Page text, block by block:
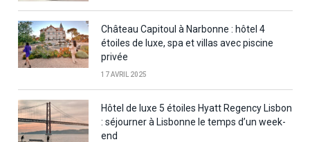
Château Capitoul à Narbonne : hôtel 4
étoiles de luxe, spa et villas avec piscine
privée
17 AVRIL 2025
Hôtel de luxe 5 étoiles Hyatt Regency Lisbon
: séjourner à Lisbonne le temps d’un week-
end